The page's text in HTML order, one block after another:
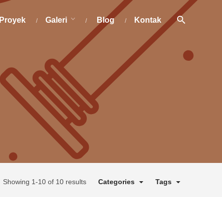
Proyek Galeri Blog Kontak
Showing 1-10 of 10 results Categories Tags